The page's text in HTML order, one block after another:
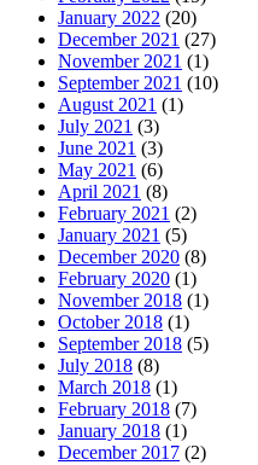
January 2022 (20)
December 2021 (27)
November 2021 (1)
September 2021 (10)
August 2021 (1)
July 2021 (3)
June 2021 (3)
May 2021 (6)
April 2021 (8)
February 2021 (2)
January 2021 (5)
December 2020 (8)
February 2020 (1)
November 2018 (1)
October 2018 (1)
September 2018 (5)
July 2018 (8)
March 2018 (1)
February 2018 (7)
January 2018 (1)
December 2017 (2)